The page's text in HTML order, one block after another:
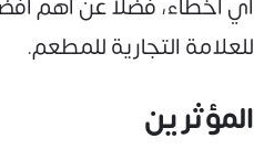
للعلامة التجارية للمطعم.
المؤثرين